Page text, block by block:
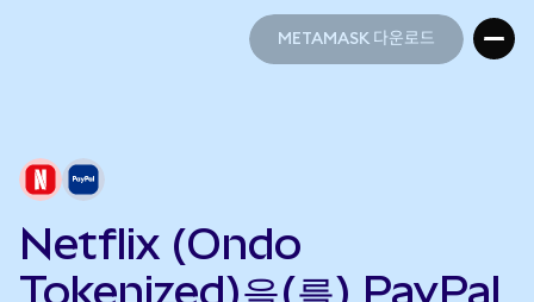
METAMASK 다운로드
Netflix (Ondo
Tokenized)을(를) PayPal